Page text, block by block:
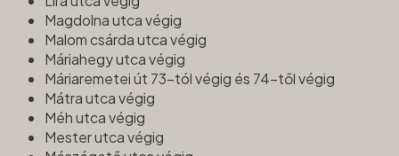
Magdolna utca végig
Malom csárda utca végig
Máriahegy utca végig
Máriaremetei út 73-tól végig és 74-től végig
Mátra utca végig
Méh utca végig
Mester utca végig